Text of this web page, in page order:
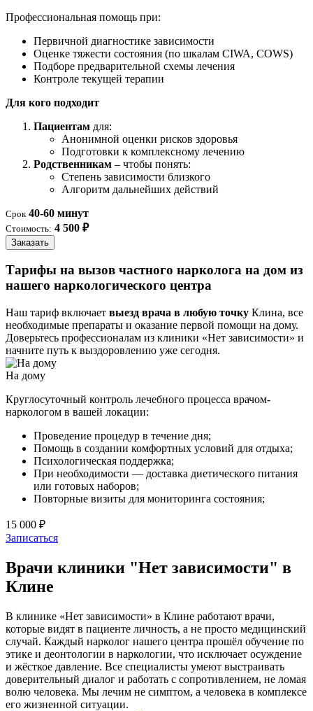
Профессиональная помощь при:
Первичной диагностике зависимости
Оценке тяжести состояния (по шкалам CIWA, COWS)
Подборе предварительной схемы лечения
Контроле текущей терапии
Для кого подходит
Пациентам для:
Анонимной оценки рисков здоровья
Подготовки к комплексному лечению
Родственникам – чтобы понять:
Степень зависимости близкого
Алгоритм дальнейших действий
Срок 40-60 минут
Стоимость: 4 500 ₽
Заказать
Тарифы на вызов частного нарколога на дом из
нашего наркологического центра
Наш тариф включает выезд врача в любую точку Клина, все
необходимые препараты и оказание первой помощи на дому.
Доверьтесь профессионалам из клиники «Нет зависимости» и
начните путь к выздоровлению уже сегодня.
На дому
Круглосуточный контроль лечебного процесса врачом-
наркологом в вашей локации:
Проведение процедур в течение дня;
Помощь в создании комфортных условий для отдыха;
Психологическая поддержка;
При необходимости — доставка диетического питания
или готовых наборов;
Повторные визиты для мониторинга состояния;
15 000 ₽
Записаться
Врачи клиники "Нет зависимости" в
Клине
В клинике «Нет зависимости» в Клине работают врачи,
которые видят в пациенте личность, а не просто медицинский
случай. Каждый нарколог нашего центра прошёл обучение по
этике и деонтологии в наркологии, что исключает осуждение
и жёсткое давление. Все специалисты умеют выстраивать
доверительный диалог и работать с сопротивлением, не ломая
волю человека. Мы лечим не симптом, а человека в комплексе
его жизненной ситуации.